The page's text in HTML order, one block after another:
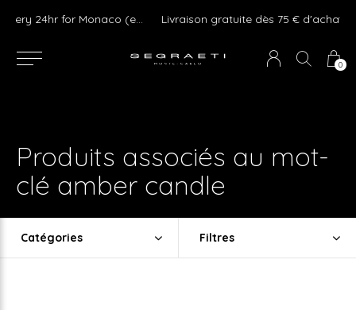
0
Livraison gratuite dès 75 € d'achat en France Métropolitaine et Monaco (hors mobilier)
Produits associés au mot-
clé amber candle
Catégories Filtres